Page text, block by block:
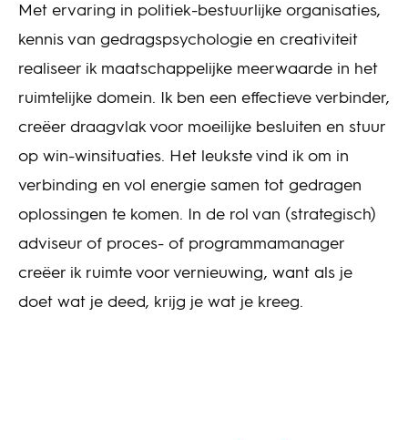
Met ervaring in politiek-bestuurlijke organisaties,
kennis van gedragspsychologie en creativiteit
realiseer ik maatschappelijke meerwaarde in het
ruimtelijke domein. Ik ben een effectieve verbinder,
creëer draagvlak voor moeilijke besluiten en stuur
op win-winsituaties. Het leukste vind ik om in
verbinding en vol energie samen tot gedragen
oplossingen te komen. In de rol van (strategisch)
adviseur of proces- of programmamanager
creëer ik ruimte voor vernieuwing, want als je
doet wat je deed, krijg je wat je kreeg.